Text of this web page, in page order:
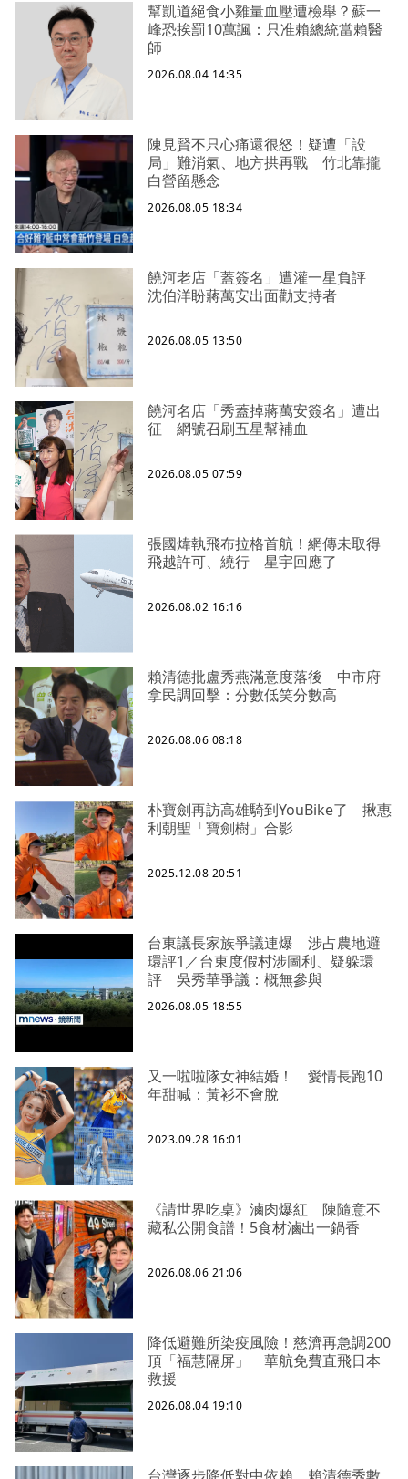
幫凱道絕食小雞量血壓遭檢舉？蘇一
峰恐挨罰10萬諷：只准賴總統當賴醫
師
2026.08.04 14:35
陳見賢不只心痛還很怒！疑遭「設
局」難消氣、地方拱再戰 竹北靠攏
白營留懸念
2026.08.05 18:34
饒河老店「蓋簽名」遭灌一星負評
沈伯洋盼蔣萬安出面勸支持者
2026.08.05 13:50
饒河名店「秀蓋掉蔣萬安簽名」遭出
征 網號召刷五星幫補血
2026.08.05 07:59
張國煒執飛布拉格首航！網傳未取得
飛越許可、繞行 星宇回應了
2026.08.02 16:16
賴清德批盧秀燕滿意度落後 中市府
拿民調回擊：分數低笑分數高
2026.08.06 08:18
朴寶劍再訪高雄騎到YouBike了 揪惠
利朝聖「寶劍樹」合影
2025.12.08 20:51
台東議長家族爭議連爆 涉占農地避
環評1／台東度假村涉圖利、疑躲環
評 吳秀華爭議：概無參與
2026.08.05 18:55
又一啦啦隊女神結婚！ 愛情長跑10
年甜喊：黃衫不會脫
2023.09.28 16:01
《請世界吃桌》滷肉爆紅 陳隨意不
藏私公開食譜！5食材滷出一鍋香
2026.08.06 21:06
降低避難所染疫風險！慈濟再急調200
頂「福慧隔屏」 華航免費直飛日本
救援
2026.08.04 19:10